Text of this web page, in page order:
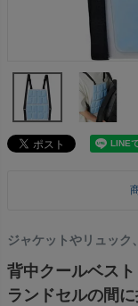
ジャケットやリュック
背中クールベス
ランドセルの間